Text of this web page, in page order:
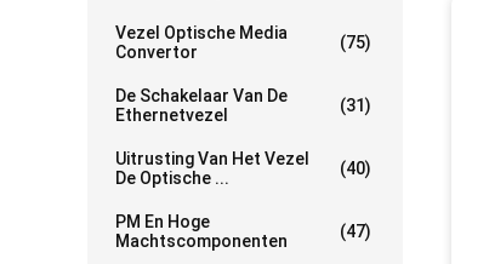
Vezel Optische Media
Convertor
(75)
De Schakelaar Van De
Ethernetvezel
(31)
Uitrusting Van Het Vezel
De Optische ...
(40)
PM En Hoge
Machtscomponenten
(47)